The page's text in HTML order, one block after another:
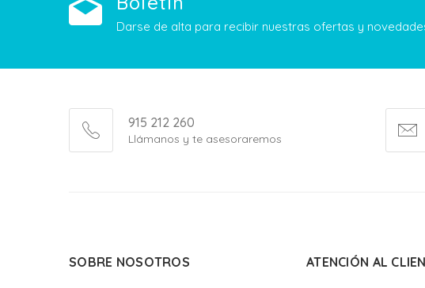
Darse de alta para recibir nuestras ofertas y
915 212 260
Llámanos y te asesoraremos
SOBRE NOSOTROS ATENCIÓN AL